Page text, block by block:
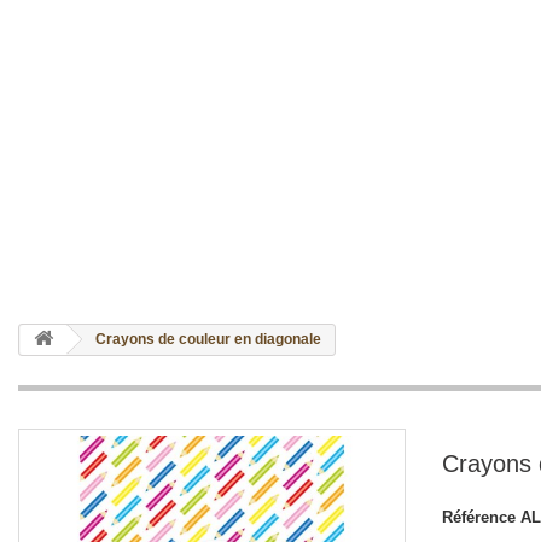
Crayons de couleur en diagonale
Crayons
Référence